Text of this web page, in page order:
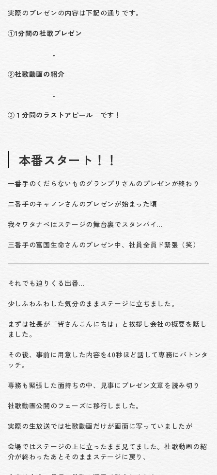
実際のプレゼンの内容は下記の通りです。
①1分間の社歌プレゼン
↓
②社歌動画の紹介
↓
③ １分間のラストアピール です！
本番スタート！！
一番手のくだらないものグランプリさんのプレゼンが終わり
二番手のキャノンさんのプレゼンが始まった頃
我々ワタナベはステージの舞台裏でスタンバイ…
三番手の富国生命さんのプレゼン中、社員全員ド緊張（笑）
それでも迫りくる出番…
少しふわふわした気分のままステージに立ちました。
まずは社長が「皆さんこんにちは」と挨拶し会社の概要を話し
ました。
その後、事前に用意した内容を40秒ほど話して専務にバトンタ
ッチ。
専務も緊張した面持ちの中、見事にプレゼン文章を読み切り
社歌動画公開のフェーズに移行しました。
実際の生放送では社歌動画だけが画面に写っていましたが
会場ではステージの上に立ったまま見てました。社歌動画の紹
介が終わったあとそのままステージに戻り、